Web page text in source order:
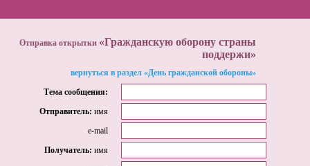
Отправка открытки «Гражданскую оборону страны
поддержи»
вернуться в раздел «День гражданской обороны»
Тема сообщения:
Отправитель: имя
e-mail
Получатель: имя